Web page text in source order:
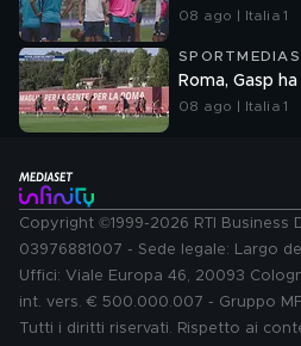
08 ago | Italia 1
Roma, Gasp
08 ago | Italia 1
Copyright ©1999-2026 RTI Business
03976881007 - Sede legale: Largo
Uffici: Viale Europa 46, 20093
int. vers. € 500.000.007 - Gruppo
Tutti i diritti riservati. Rispetto ai